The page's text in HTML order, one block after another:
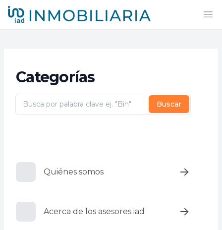
iad México
Categorías
Buscar
Quiénes somos
Acerca de los asesores iad